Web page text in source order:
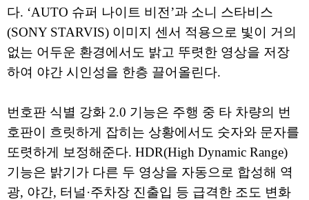
다. ‘AUTO 슈퍼 나이트 비전’과 소니 스타비스
(SONY STARVIS) 이미지 센서 적용으로 빛이 거의
없는 어두운 환경에서도 밝고 뚜렷한 영상을 저장
하여 야간 시인성을 한층 끌어올린다.
번호판 식별 강화 2.0 기능은 주행 중 타 차량의 번
호판이 흐릿하게 잡히는 상황에서도 숫자와 문자를
또렷하게 보정해준다. HDR(High Dynamic Range)
기능은 밝기가 다른 두 영상을 자동으로 합성해 역
광, 야간, 터널·주차장 진출입 등 급격한 조도 변화